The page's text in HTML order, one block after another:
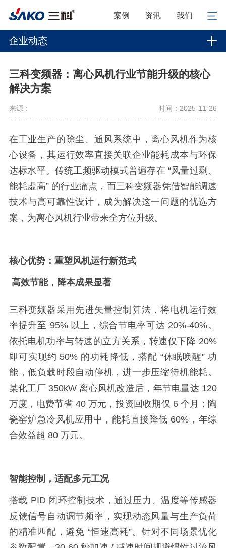
案例 资讯 我们
企业动态
三科变频器：离心风机行业节能升级的核心
解决方案​
来源： 时间：2025-11-26
在工业生产的除尘、通风系统中，离心风机作为核
心设备，其运行效率直接关联企业能耗成本与环保
达标水平。传统工频驱动模式普遍存在 “风量过剩、
能耗虚高” 的行业痛点，而三科变频器凭借智能调速
技术与高可靠性设计，成为解决这一问题的优选方
案，为离心风机行业带来全方位升级。
核心优势：重塑风机运行新范式
高效节能，降本成果显著
三科变频器采用先进矢量控制算法，将电机运行效
率提升至 95% 以上，综合节电率可达 20%-40%。
依托电机功率与转速的立方关系，转速仅下降 20%
即可实现约 50% 的功耗降低，搭配 “休眠唤醒” 功
能，低负载时段自动停机，进一步压缩待机能耗。
某化工厂 350kW 离心风机改造后，年节电量达 120
万度，电费节省 40 万元，投资回收期仅 6 个月；陶
瓷窑炉急冷风机应用中，能耗直接降低 60%，年综
合效益超 80 万元。
智能控制，适配多元工况
搭载 PID 闭环控制技术，通过压力、温度等传感器
反馈信号自动调节频率，实现动态风量与生产负荷
的精准匹配，避免 “恒速高耗”。针对不同场景优化